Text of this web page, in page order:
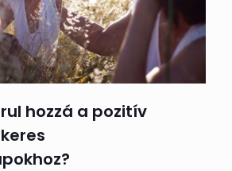
hozzá a pozitív